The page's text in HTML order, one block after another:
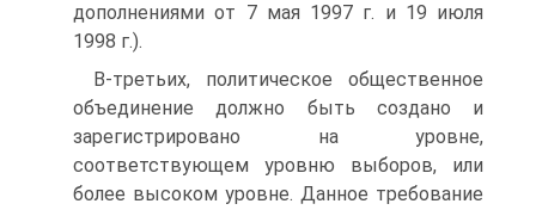
дополнениями от 7 мая 1997 г. и 19 июля
1998 г.).
В-третьих, политическое общественное
объединение должно быть создано и
зарегистрировано на уровне,
соответствующем уровню выборов, или
более высоком уровне. Данное требование